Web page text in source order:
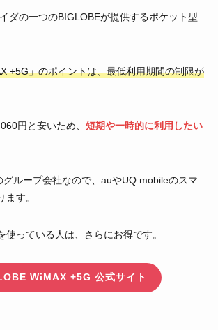
ダの一つのBIGLOBEが提供するポケット型
+5G」のポイントは、最低利用期間の制限が
円と安いため、 短期や一時的に利用したい
グループ会社なので、auやUQ mobileのスマ
す。
使っている人は、さらにお得です。
WiMAX +5G 公式サイト